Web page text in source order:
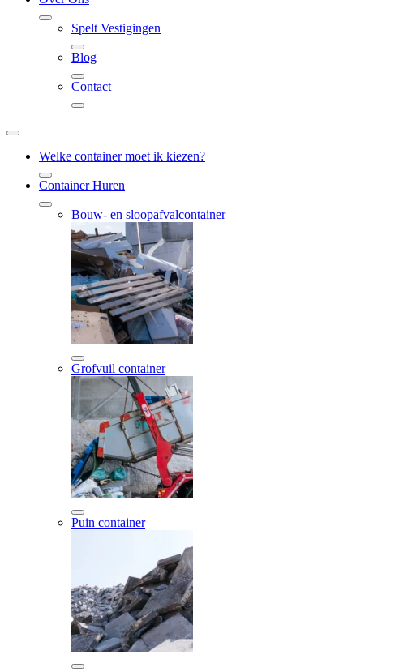
Spelt Vestigingen
Blog
Contact
Welke container moet ik kiezen?
Container Huren
Bouw- en sloopafvalcontainer
Grofvuil container
Puin container